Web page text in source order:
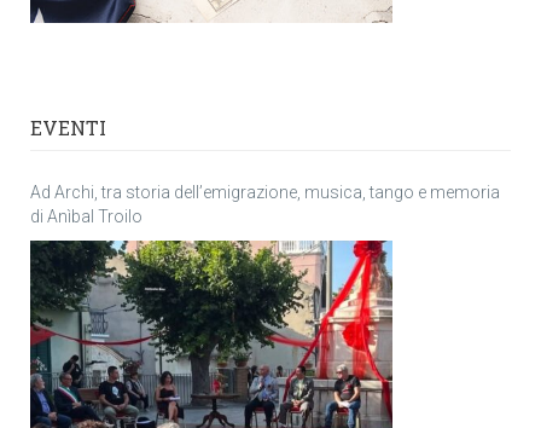
EVENTI
Ad Archi, tra storia dell’emigrazione, musica, tango e memoria
di Anìbal Troilo